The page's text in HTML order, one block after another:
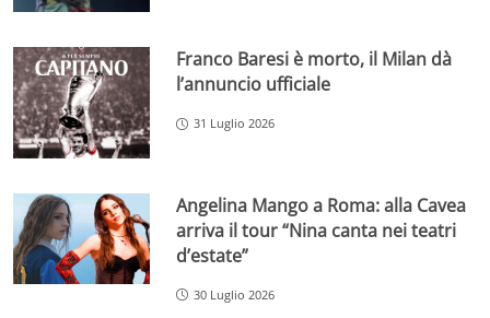
Franco Baresi è morto, il Milan dà
l’annuncio ufficiale
31 Luglio 2026
Angelina Mango a Roma: alla Cavea
arriva il tour “Nina canta nei teatri
d’estate”
30 Luglio 2026